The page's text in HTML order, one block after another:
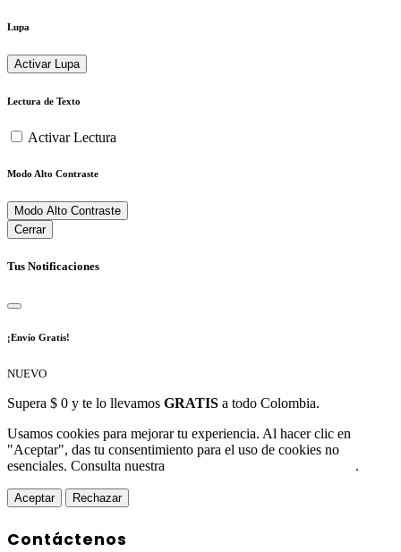
Lupa
Activar Lupa
Lectura de Texto
Activar Lectura
Modo Alto Contraste
Modo Alto Contraste
Cerrar
Tus Notificaciones
¡Envío Gratis!
NUEVO
Supera $ 0 y te lo llevamos GRATIS a todo Colombia.
Usamos cookies para mejorar tu experiencia. Al hacer clic en
"Aceptar", das tu consentimiento para el uso de cookies no
esenciales. Consulta nuestra
.
Aceptar Rechazar
Contáctenos